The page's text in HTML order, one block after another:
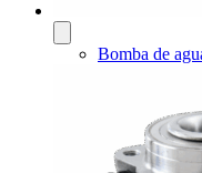
Bomba de